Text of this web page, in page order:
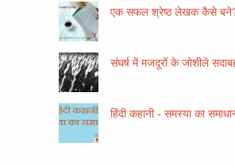
एक सफल श्रेष्ठ लेखक कैसे
संघर्ष में मजदूरों के जोशीले
हिंदी कहानी - समस्या का